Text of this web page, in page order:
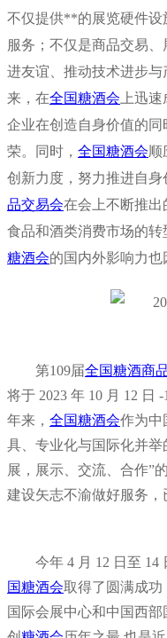
不仅提供**的展览硬件设
服务；不仅是商品交易
进友谊、推动技术进步
来，在全国糖酒会 上迅
企业在创造自身价值的同
荣。同时， 全国糖酒会顺
创新力度，努力推进自身
品交易会在会上不断推出
食品和酒类消费市场的转
糖酒会的国内外影响力也
第109届全国糖酒商
将于 2023 年 10 月 12 日
年来， 全国糖酒会作为中
具、专业化与国际化并
展，展示、交流、合作”
建设矢志不渝做好服务，
今年 4 月 12 日至 14
国糖酒会取得了圆满成功
国际会展中心和中国西